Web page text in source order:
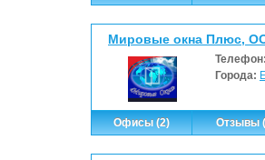
Мировые окна Плюс,
Города:
Офисы (2) Отзывы